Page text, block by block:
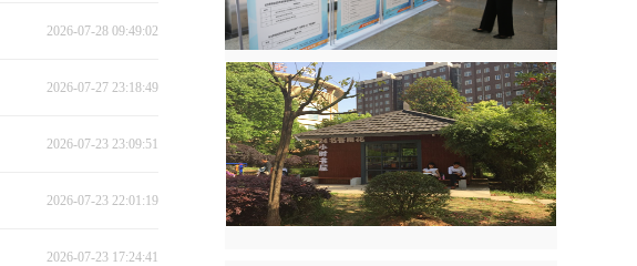
2026-07-28 09:49:02
2026-07-27 23:18:49
2026-07-23 23:09:51
2026-07-23 22:01:19
2026-07-23 17:24:41